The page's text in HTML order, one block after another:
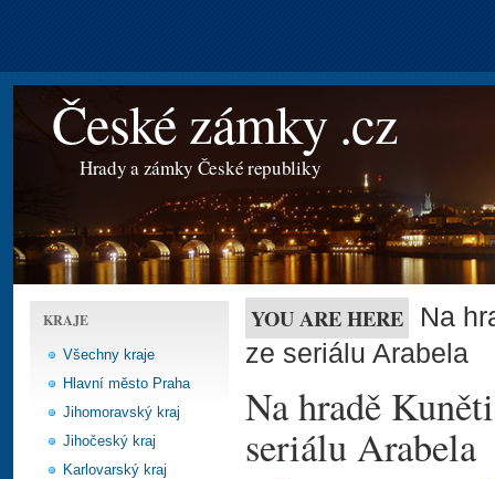
České zámky .cz
Hrady a zámky České republiky
KRAJE
Všechny kraje
Hlavní město Praha
Jihomoravský kraj
Jihočeský kraj
Karlovarský kraj
YOU ARE HERE
Na
ze seriálu Arabela
Na hradě
seriálu Arabela